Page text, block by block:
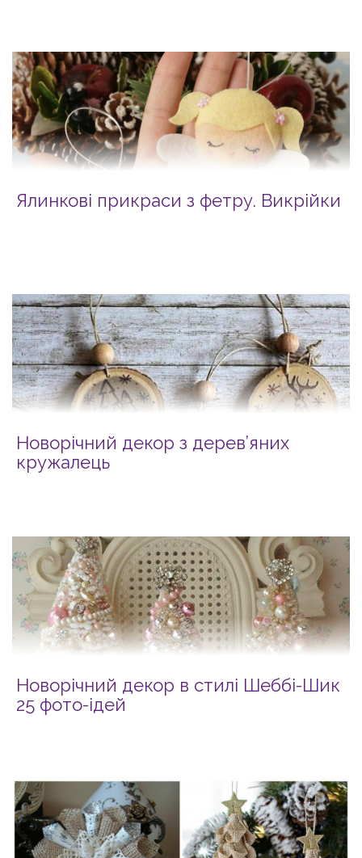
Ялинкові прикраси з фетру. Викрійки
Новорічний декор з дерев’яних
кружалець
Новорічний декор в стилі Шеббі-Шик
25 фото-ідей